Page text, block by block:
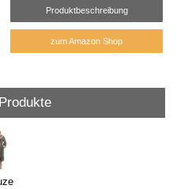
Produktbeschreibung
zum Amazon Shop